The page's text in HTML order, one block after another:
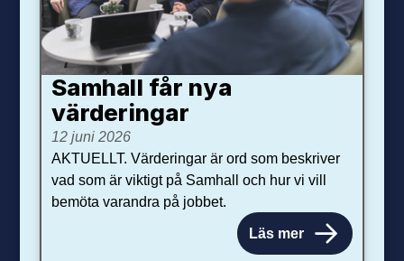
Samhall får nya
värdering­ar
12 juni 2026
AKTUELLT. Värderingar är ord som beskriver
vad som är viktigt på Samhall och hur vi vill
bemöta varandra på jobbet.
Läs mer